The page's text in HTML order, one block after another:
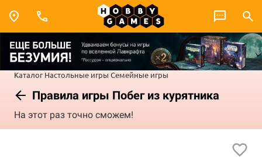
Каталог Настольные игры Семейные игры
Правила игры Побег из курятника
На этот раз точно сможем!